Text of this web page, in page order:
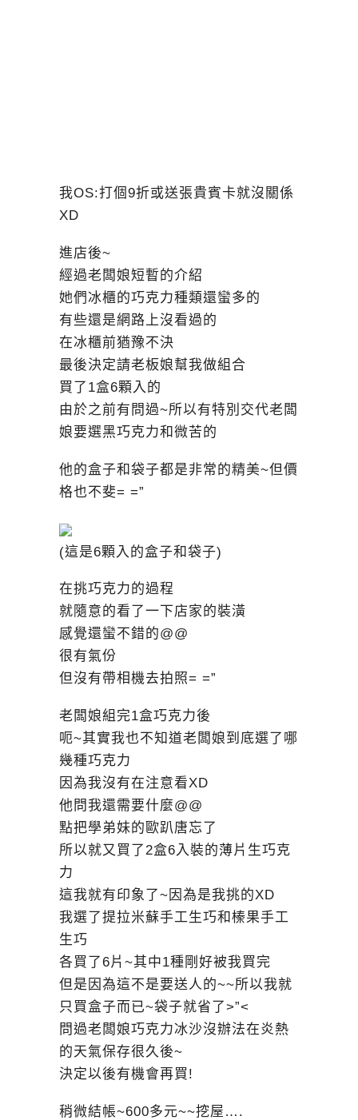
我OS:打個9折或送張貴賓卡就沒關係
XD
進店後~
經過老闆娘短暫的介紹
她們冰櫃的巧克力種類還蠻多的
有些還是網路上沒看過的
在冰櫃前猶豫不決
最後決定請老板娘幫我做組合
買了1盒6顆入的
由於之前有問過~所以有特別交代老闆
娘要選黑巧克力和微苦的
他的盒子和袋子都是非常的精美~但價
格也不斐= =”
(這是6顆入的盒子和袋子)
在挑巧克力的過程
就隨意的看了一下店家的裝潢
感覺還蠻不錯的@@
很有氣份
但沒有帶相機去拍照= =”
老闆娘組完1盒巧克力後
呃~其實我也不知道老闆娘到底選了哪
幾種巧克力
因為我沒有在注意看XD
他問我還需要什麼@@
點把學弟妹的歐趴唐忘了
所以就又買了2盒6入裝的薄片生巧克
力
這我就有印象了~因為是我挑的XD
我選了提拉米蘇手工生巧和榛果手工
生巧
各買了6片~其中1種剛好被我買完
但是因為這不是要送人的~~所以我就
只買盒子而已~袋子就省了>”<
問過老闆娘巧克力冰沙沒辦法在炎熱
的天氣保存很久後~
決定以後有機會再買!
稍微結帳~600多元~~挖屋….